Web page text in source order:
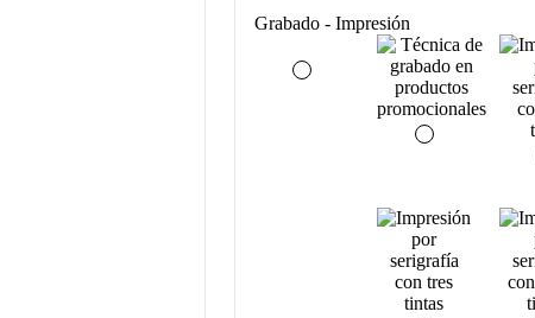
Grabado - Impresión